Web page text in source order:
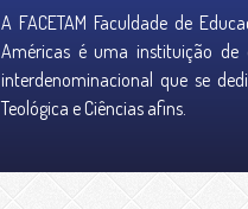
A FACETAM Faculdade de
Américas é uma instituição de
interdenominacional que se
Teológica e Ciências afins.